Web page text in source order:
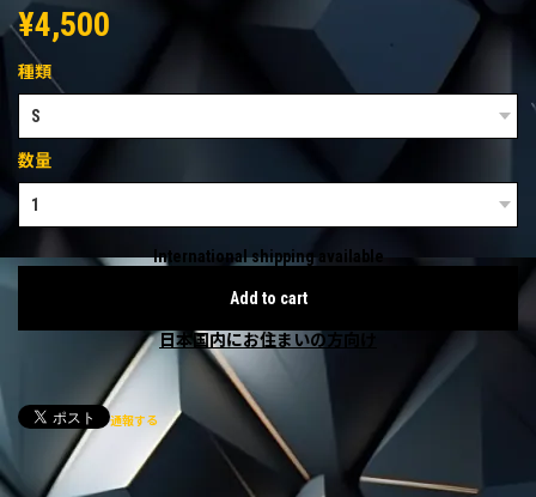
¥4,500
種類
数量
International shipping available
Add to cart
日本国内にお住まいの方向け
通報する